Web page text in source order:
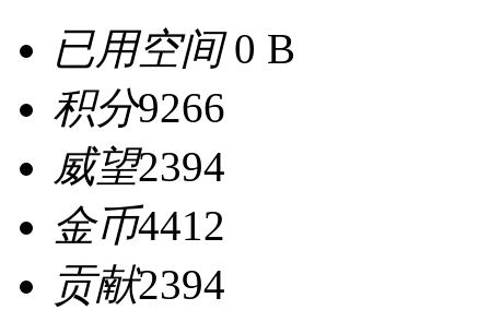
已用空间0 B
积分9266
威望2394
金币4412
贡献2394